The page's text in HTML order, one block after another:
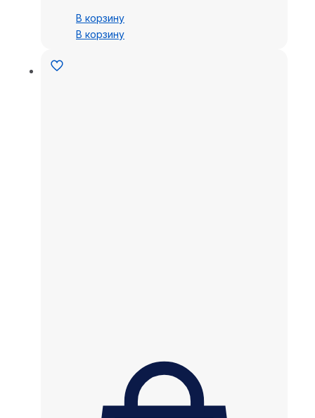
В корзину
В корзину